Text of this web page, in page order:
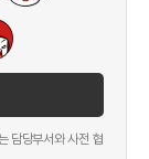
담당부서와 사전 협